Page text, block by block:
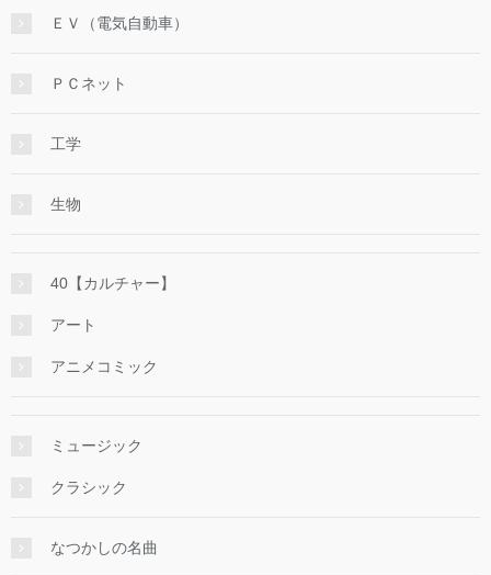
ＥＶ（電気自動車）
ＰＣネット
工学
生物
40【カルチャー】
アート
アニメコミック
ミュージック
クラシック
なつかしの名曲